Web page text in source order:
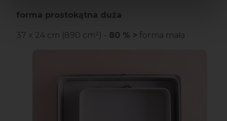
forma prostokątna duża
37 x 24 cm (890 cm²) - 80 % > forma mała